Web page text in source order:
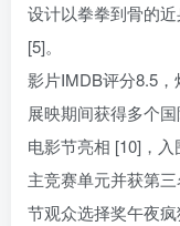
设计以拳拳到骨的
[5]。
影片IMDB评分8.5，
展映期间获得多个
电影节亮相 [10]，
主竞赛单元并获第
节观众选择奖午夜